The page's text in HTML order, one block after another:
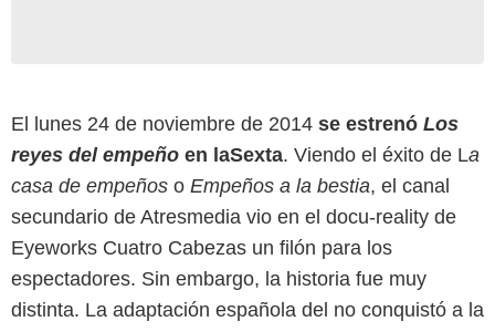
El lunes 24 de noviembre de 2014 se estrenó Los
reyes del empeño en laSexta. Viendo el éxito de La
casa de empeños o Empeños a la bestia, el canal
secundario de Atresmedia vio en el docu-reality de
Eyeworks Cuatro Cabezas un filón para los
espectadores. Sin embargo, la historia fue muy
distinta. La adaptación española del no conquistó a la
Atresmedia